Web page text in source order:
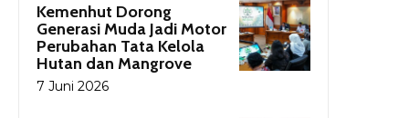
Kemenhut Dorong
Generasi Muda Jadi Motor
Perubahan Tata Kelola
Hutan dan Mangrove
7 Juni 2026